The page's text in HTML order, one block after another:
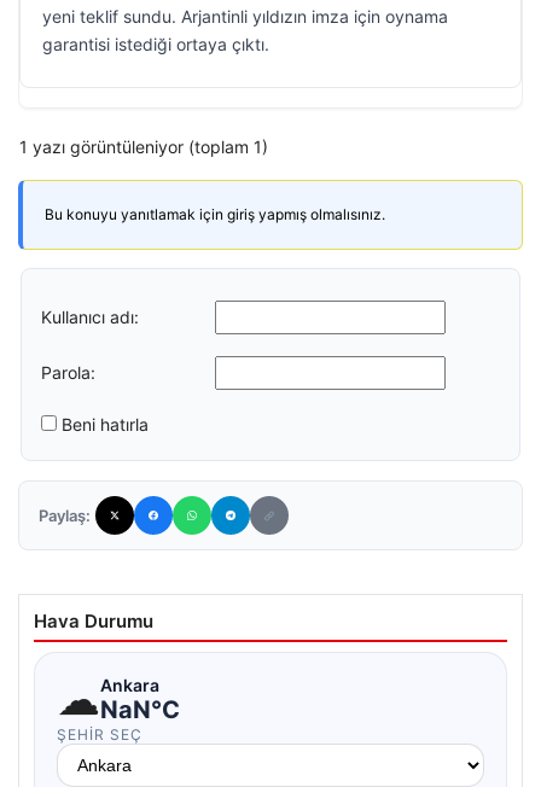
yeni teklif sundu. Arjantinli yıldızın imza için oynama
garantisi istediği ortaya çıktı.
1 yazı görüntüleniyor (toplam 1)
Bu konuyu yanıtlamak için giriş yapmış olmalısınız.
Kullanıcı adı:
Parola:
Beni hatırla
Paylaş:
Hava Durumu
☁Ankara
NaN°C
ŞEHIR SEÇ